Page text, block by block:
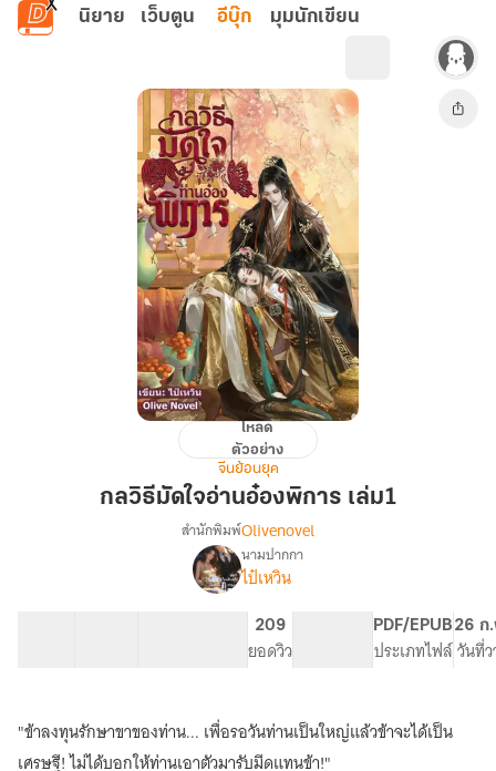
ข้ามไปยังเนื้อหาหลัก
นิยาย เว็บตูน อีบุ๊ก มุมนักเขียน
กลวิธี
ใจ
โหลด
ตัวอย่าง
จีนย้อนยุค
กลวิธีมัดใจอ่านอ๋องพิการ เล่ม1
เรื่อง[มี
ebook
เล่ม1-
2
จบ]
กลวิธี
ใจ
ท่าน
อ๋อง
สำนักพิมพ์Olivenovel
นามปากกา
ไป๋เหวิน
209
ยอดวิว
PDF/EPUB
ประเภทไฟล์
26 ก
วันที่
"ข้าลงทุนรักษาขาของท่าน... เพื่อรอวันท่านเป็นใหญ่แล้วข้าจะได้เป็น
เศรษฐี! ไม่ได้บอกให้ท่านเอาตัวมารับมีดแทนข้า!"